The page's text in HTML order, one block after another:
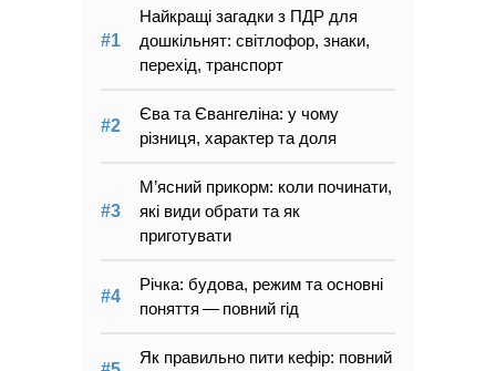
Найкращі загадки з ПДР для
дошкільнят: світлофор, знаки,
перехід, транспорт
Єва та Євангеліна: у чому
різниця, характер та доля
М’ясний прикорм: коли починати,
які види обрати та як
приготувати
Річка: будова, режим та основні
поняття — повний гід
Як правильно пити кефір: повний